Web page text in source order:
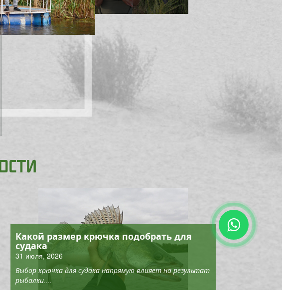
Какой размер крючка подобрать для
судака
31 июля, 2026
Выбор крючка для судака напрямую влияет на результат
рыбалки....